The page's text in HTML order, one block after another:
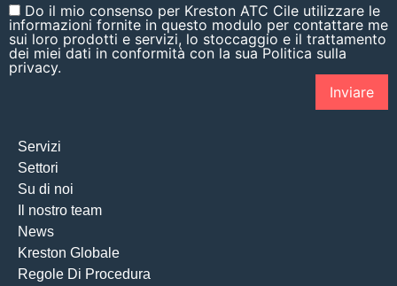
Servizi
Settori
Su di noi
Il nostro team
News
Kreston Globale
Regole Di Procedura
Do il mio consenso per Kreston ATC Cile utilizzare le
informazioni fornite in questo modulo per contattare me
sui loro prodotti e servizi, lo stoccaggio e il trattamento
dei miei dati in conformità con la sua Politica sulla
privacy.